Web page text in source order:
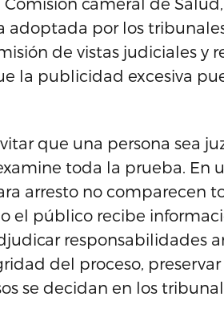
adoptada por los
de vistas judiciales y
la publicidad excesiva
que una persona sea
toda la prueba. En
arresto no comparecen
el público recibe
responsabilidades
del proceso,
se decidan en los